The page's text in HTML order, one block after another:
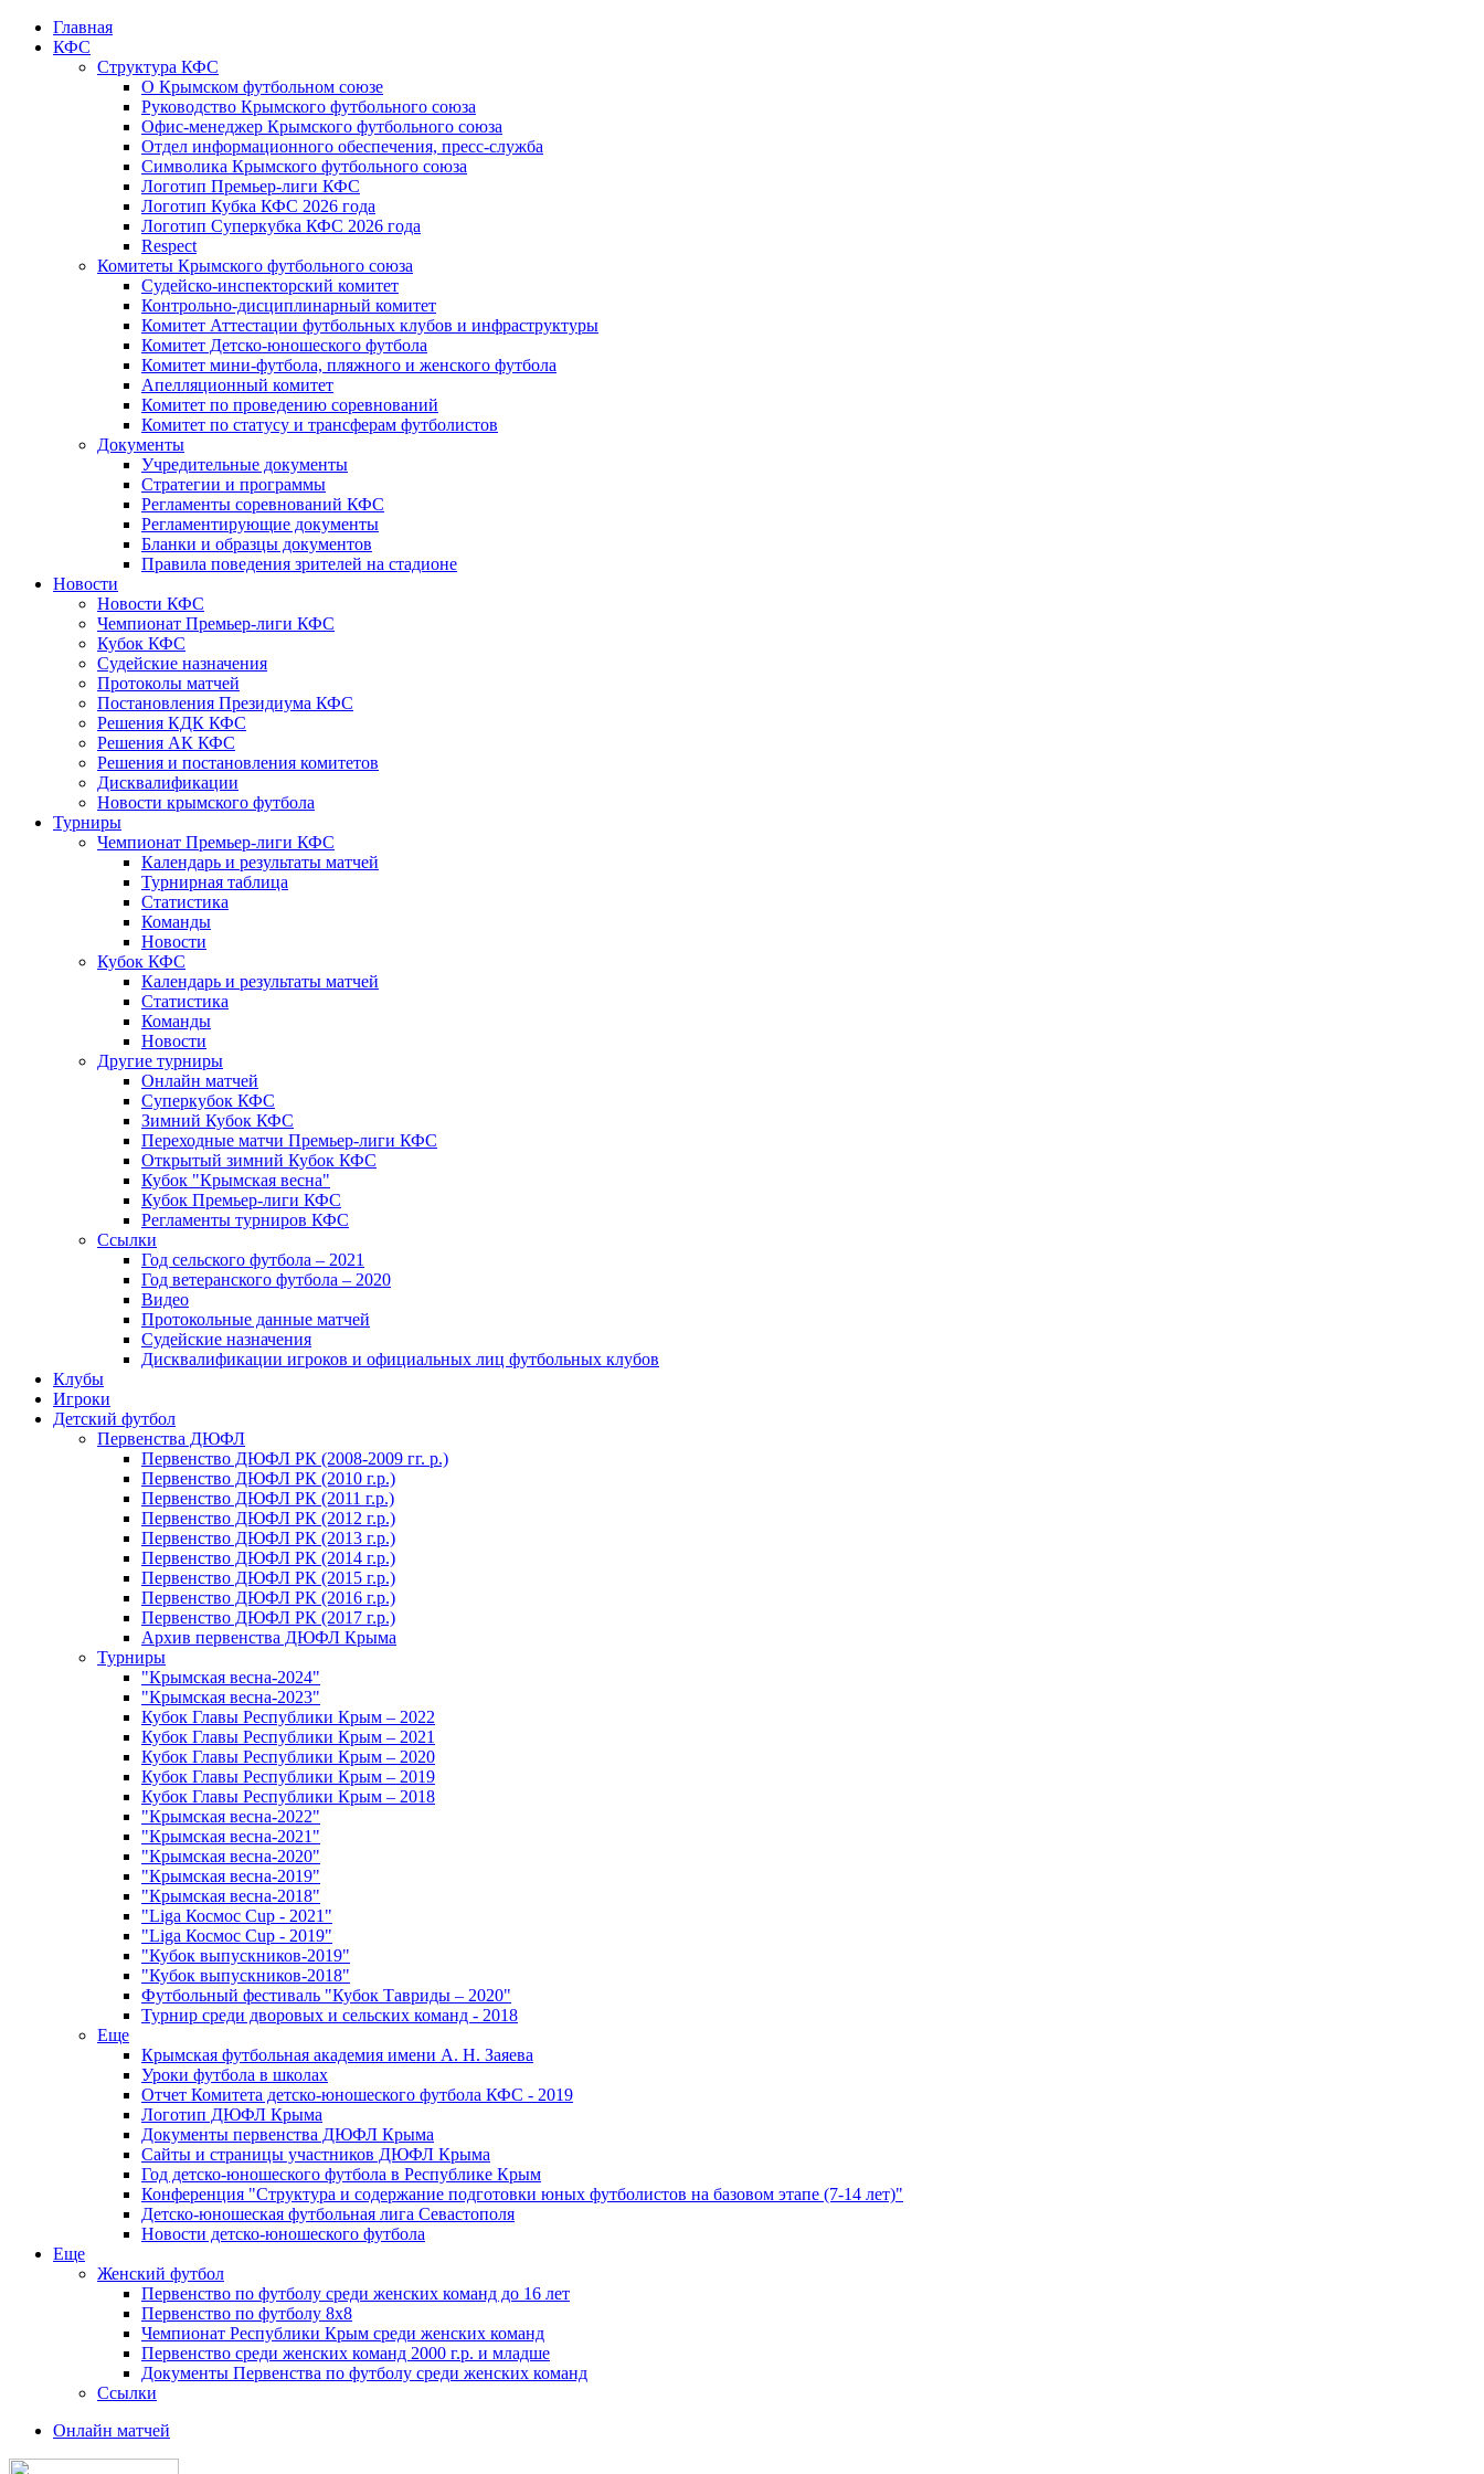
Главная
КФС
Структура КФС
О Крымском футбольном союзе
Руководство Крымского футбольного союза
Офис-менеджер Крымского футбольного союза
Отдел информационного обеспечения, пресс-служба
Символика Крымского футбольного союза
Логотип Премьер-лиги КФС
Логотип Кубка КФС 2026 года
Логотип Суперкубка КФС 2026 года
Respect
Комитеты Крымского футбольного союза
Судейско-инспекторский комитет
Контрольно-дисциплинарный комитет
Комитет Аттестации футбольных клубов и инфраструктуры
Комитет Детско-юношеского футбола
Комитет мини-футбола, пляжного и женского футбола
Апелляционный комитет
Комитет по проведению соревнований
Комитет по статусу и трансферам футболистов
Документы
Учредительные документы
Стратегии и программы
Регламенты соревнований КФС
Регламентирующие документы
Бланки и образцы документов
Правила поведения зрителей на стадионе
Новости
Новости КФС
Чемпионат Премьер-лиги КФС
Кубок КФС
Судейские назначения
Протоколы матчей
Постановления Президиума КФС
Решения КДК КФС
Решения АК КФС
Решения и постановления комитетов
Дисквалификации
Новости крымского футбола
Турниры
Чемпионат Премьер-лиги КФС
Календарь и результаты матчей
Турнирная таблица
Статистика
Команды
Новости
Кубок КФС
Календарь и результаты матчей
Статистика
Команды
Новости
Другие турниры
Онлайн матчей
Суперкубок КФС
Зимний Кубок КФС
Переходные матчи Премьер-лиги КФС
Открытый зимний Кубок КФС
Кубок "Крымская весна"
Кубок Премьер-лиги КФС
Регламенты турниров КФС
Ссылки
Год сельского футбола – 2021
Год ветеранского футбола – 2020
Видео
Протокольные данные матчей
Судейские назначения
Дисквалификации игроков и официальных лиц футбольных клубов
Клубы
Игроки
Детский футбол
Первенства ДЮФЛ
Первенство ДЮФЛ РК (2008-2009 гг. р.)
Первенство ДЮФЛ РК (2010 г.р.)
Первенство ДЮФЛ РК (2011 г.р.)
Первенство ДЮФЛ РК (2012 г.р.)
Первенство ДЮФЛ РК (2013 г.р.)
Первенство ДЮФЛ РК (2014 г.р.)
Первенство ДЮФЛ РК (2015 г.р.)
Первенство ДЮФЛ РК (2016 г.р.)
Первенство ДЮФЛ РК (2017 г.р.)
Архив первенства ДЮФЛ Крыма
Турниры
"Крымская весна-2024"
"Крымская весна-2023"
Кубок Главы Республики Крым – 2022
Кубок Главы Республики Крым – 2021
Кубок Главы Республики Крым – 2020
Кубок Главы Республики Крым – 2019
Кубок Главы Республики Крым – 2018
"Крымская весна-2022"
"Крымская весна-2021"
"Крымская весна-2020"
"Крымская весна-2019"
"Крымская весна-2018"
"Liga Космос Cup - 2021"
"Liga Космос Cup - 2019"
"Кубок выпускников-2019"
"Кубок выпускников-2018"
Футбольный фестиваль "Кубок Тавриды – 2020"
Турнир среди дворовых и сельских команд - 2018
Еще
Крымская футбольная академия имени А. Н. Заяева
Уроки футбола в школах
Отчет Комитета детско-юношеского футбола КФС - 2019
Логотип ДЮФЛ Крыма
Документы первенства ДЮФЛ Крыма
Сайты и страницы участников ДЮФЛ Крыма
Год детско-юношеского футбола в Республике Крым
Конференция "Структура и содержание подготовки юных футболистов на базовом этапе (7-14 лет)"
Детско-юношеская футбольная лига Севастополя
Новости детско-юношеского футбола
Еще
Женский футбол
Первенство по футболу среди женских команд до 16 лет
Первенство по футболу 8х8
Чемпионат Республики Крым среди женских команд
Первенство среди женских команд 2000 г.р. и младше
Документы Первенства по футболу среди женских команд
Ссылки
Онлайн матчей